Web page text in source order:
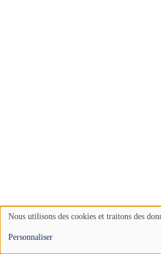
of
Nous utilisons des cookies et traitons des
Personnaliser